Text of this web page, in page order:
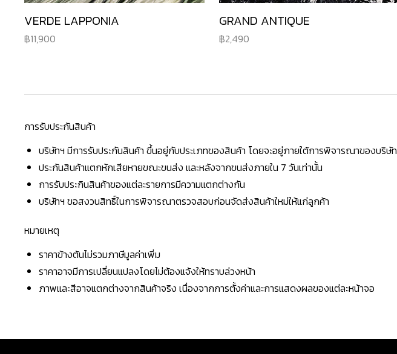
VERDE LAPPONIA
11,900
GRAND ANTIQUE
2,490
การรับประกันสินค้า
บริษัทฯ มีการรับประกันสินค้า ขึ้นอยู่กับประเภทของสินค้า โดยจะอยู่ภายใต้การพิจารณาของบริษัท
ประกันสินค้าแตกหักเสียหายขณะขนส่ง และหลังจากขนส่งภายใน 7 วันเท่านั้น
การรับประกินสินค้าของแต่ละรายการมีความแตกต่างกัน
บริษัทฯ ขอสงวนสิทธิ์ในการพิจารณาตรวจสอบก่อนจัดส่งสินค้าใหม่ให้แก่ลูกค้า
หมายเหตุ
ราคาข้างต้นไม่รวมภาษีมูลค่าเพิ่ม
ราคาอาจมีการเปลี่ยนแปลงโดยไม่ต้องแจ้งให้ทราบล่วงหน้า
ภาพและสีอาจแตกต่างจากสินค้าจริง เนื่องจากการตั้งค่าและการแสดงผลของแต่ละหน้าจอ